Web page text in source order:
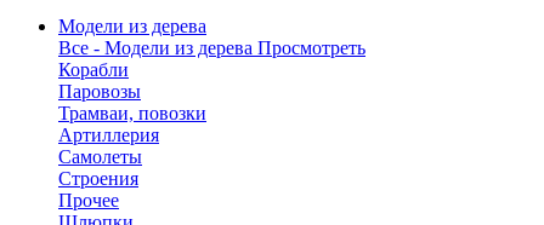
Модели из дерева
Все - Модели из дерева Просмотреть
Корабли
Паровозы
Трамваи, повозки
Артиллерия
Самолеты
Строения
Прочее